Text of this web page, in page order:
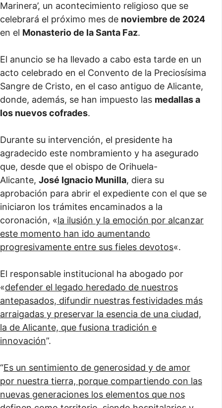
Marinera’, un acontecimiento religioso que se
celebrará el próximo mes de noviembre de 2024
en el Monasterio de la Santa Faz.
El anuncio se ha llevado a cabo esta tarde en un
acto celebrado en el Convento de la Preciosísima
Sangre de Cristo, en el caso antiguo de Alicante,
donde, además, se han impuesto las medallas a
los nuevos cofrades.
Durante su intervención, el presidente ha
agradecido este nombramiento y ha asegurado
que, desde que el obispo de Orihuela-
Alicante, José Ignacio Munilla, diera su
aprobación para abrir el expediente con el que se
iniciaron los trámites encaminados a la
coronación, «la ilusión y la emoción por alcanzar
este momento han ido aumentando
progresivamente entre sus fieles devotos«.
El responsable institucional ha abogado por
«defender el legado heredado de nuestros
antepasados, difundir nuestras festividades más
arraigadas y preservar la esencia de una ciudad,
la de Alicante, que fusiona tradición e
innovación”.
“Es un sentimiento de generosidad y de amor
por nuestra tierra, porque compartiendo con las
nuevas generaciones los elementos que nos